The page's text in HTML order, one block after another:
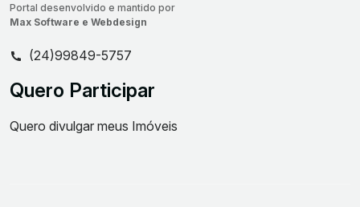
Portal desenvolvido e mantido por
Max Software e Webdesign
(24)99849-5757
Quero Participar
Quero divulgar meus Imóveis